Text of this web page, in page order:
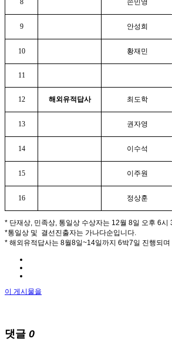
8 손민영
9 안성희
10 황재민
11
12 해외유적답사 최도학
13 권자영
14 이수석
15 이주원
16 정상훈
* 단재상, 민족상, 통일상 수상자는 12월 8일 오후 6
*통일상 및 결선진출자는 가나다순입니다.
* 해외유적답사는 8월8일~14일까지 6박7일 진행되
이 게시물을
댓글 0